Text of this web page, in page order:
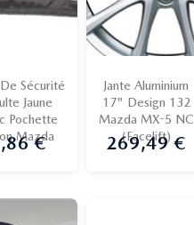
Sécurité
Jaune
Pochette
Mazda
€
Jante Aluminium
17" Design 132
Mazda MX-5 NC
(Facelift)
Prix
269,49 €